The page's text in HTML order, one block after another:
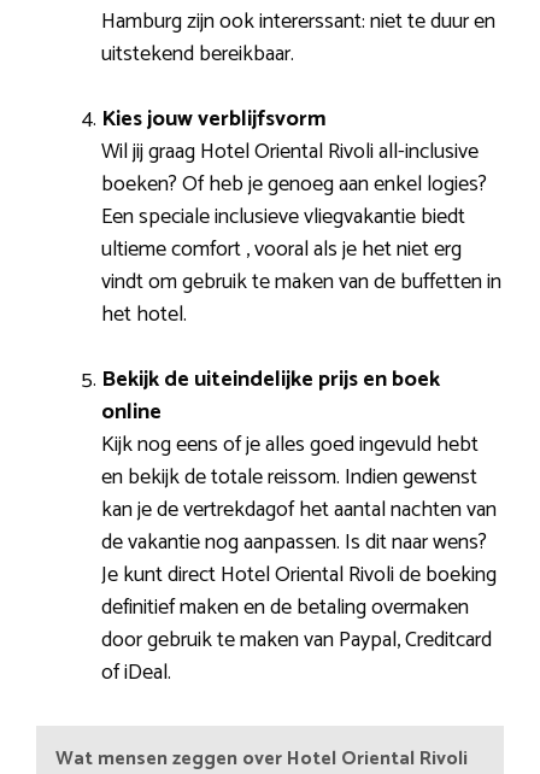
Hamburg zijn ook intererssant: niet te duur en
uitstekend bereikbaar.
Kies jouw verblijfsvorm
Wil jij graag Hotel Oriental Rivoli all-inclusive
boeken? Of heb je genoeg aan enkel logies?
Een speciale inclusieve vliegvakantie biedt
ultieme comfort , vooral als je het niet erg
vindt om gebruik te maken van de buffetten in
het hotel.
Bekijk de uiteindelijke prijs en boek
online
Kijk nog eens of je alles goed ingevuld hebt
en bekijk de totale reissom. Indien gewenst
kan je de vertrekdagof het aantal nachten van
de vakantie nog aanpassen. Is dit naar wens?
Je kunt direct Hotel Oriental Rivoli de boeking
definitief maken en de betaling overmaken
door gebruik te maken van Paypal, Creditcard
of iDeal.
Wat mensen zeggen over Hotel Oriental Rivoli